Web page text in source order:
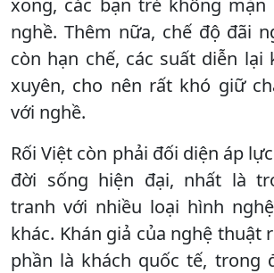
xong, các bạn trẻ không
nghề. Thêm nữa, chế độ đãi
còn hạn chế, các suất diễn lại
xuyên, cho nên rất khó giữ
với nghề.
Rối Việt còn phải đối diện áp
đời sống hiện đại, nhất là
tranh với nhiều loại hình
khác. Khán giả của nghệ thuật
phần là khách quốc tế, trong